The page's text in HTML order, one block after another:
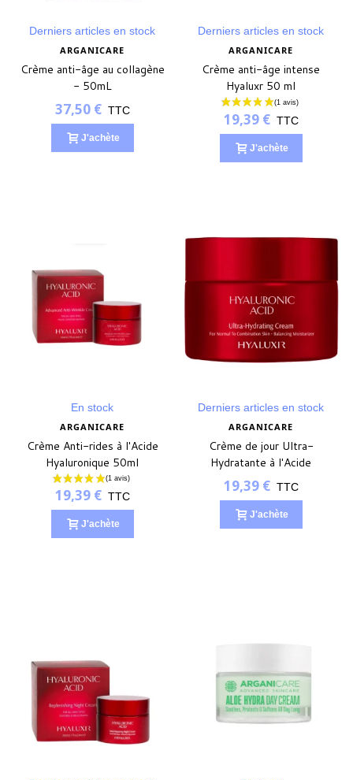
Derniers articles en stock
ARGANICARE
Crème anti-âge au collagène
- 50mL
37,50 € TTC
J'achète
Derniers articles en stock
ARGANICARE
Crème anti-âge intense
Hyaluxr 50 ml
19,39 € TTC
J'achète
En stock
ARGANICARE
Crème Anti-rides à l'Acide
Hyaluronique 50ml
19,39 € TTC
J'achète
Derniers articles en stock
ARGANICARE
Crème de jour Ultra-
Hydratante à l'Acide
Hyaluronique 50ml
19,39 € TTC
J'achète